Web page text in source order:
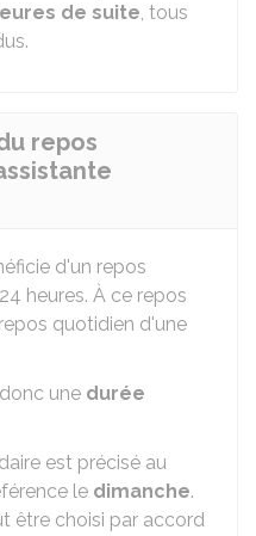
de suite, tous
repos
d'un repos
heures. À ce repos
quotidien d'une
une durée
est précisé au
le dimanche.
être choisi par accord